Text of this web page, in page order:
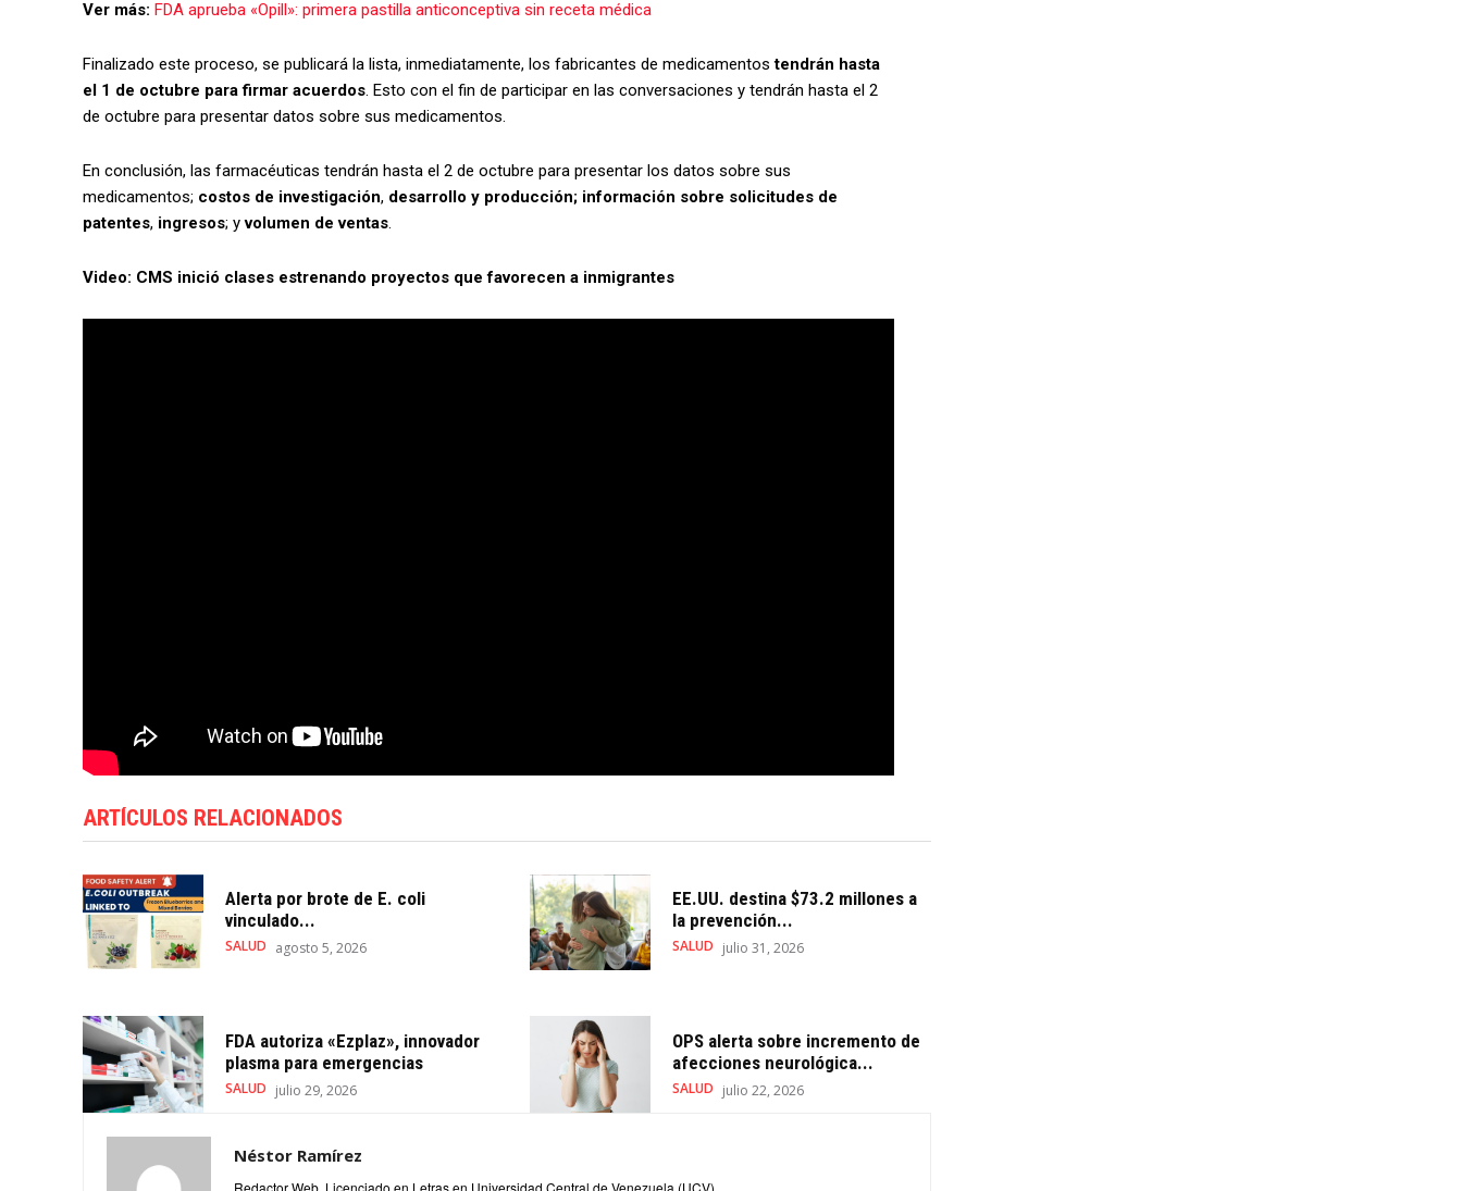
Ver más: FDA aprueba «Opill»: primera pastilla anticonceptiva sin receta médica
Finalizado este proceso, se publicará la lista, inmediatamente, los fabricantes de medicamentos tendrán hasta
el 1 de octubre para firmar acuerdos. Esto con el fin de participar en las conversaciones y tendrán hasta el 2
de octubre para presentar datos sobre sus medicamentos.
En conclusión, las farmacéuticas tendrán hasta el 2 de octubre para presentar los datos sobre sus
medicamentos; costos de investigación, desarrollo y producción; información sobre solicitudes de
patentes, ingresos; yvolumen de ventas.
Video: CMS inició clases estrenando proyectos que favorecen a inmigrantes
ARTÍCULOS RELACIONADOS
Alerta por brote de E. coli
vinculado...
SALUD agosto 5, 2026
EE.UU. destina $73.2 millones a
la prevención...
SALUD julio 31, 2026
FDA autoriza «Ezplaz», innovador
plasma para emergencias
SALUD julio 29, 2026
OPS alerta sobre incremento de
afecciones neurológica...
SALUD julio 22, 2026
Néstor Ramírez
Redactor Web. Licenciado en Letras en Universidad Central de Venezuela (UCV).